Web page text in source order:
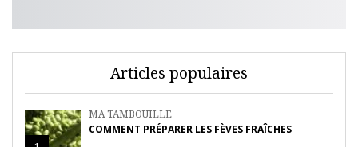
Articles populaires
MA TAMBOUILLE
COMMENT PRÉPARER LES FÈVES FRAÎCHES